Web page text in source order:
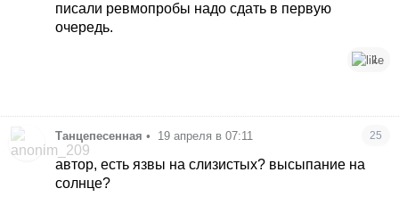
писали ревмопробы надо сдать в первую
очередь.
1
Танцепесенная • 19 апреля в 07:11 25
автор, есть язвы на слизистых? высыпание на
солнце?